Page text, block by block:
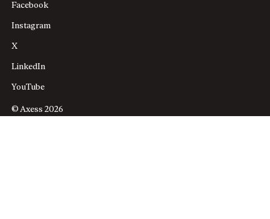
Facebook
Instagram
X
LinkedIn
YouTube
© Axess 2026